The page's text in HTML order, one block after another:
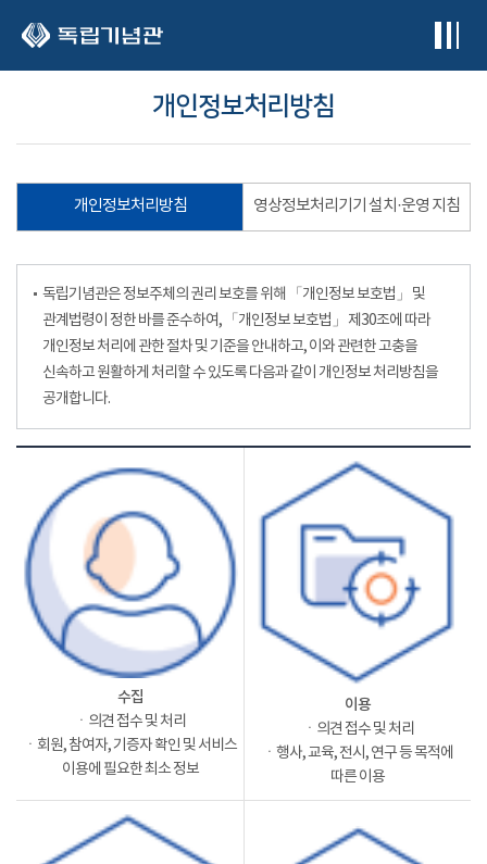
개인정보처리방침
개인정보처리방침 영상정보처리기기 설치·운영 지침
독립기념관은 정보주체의 권리 보호를 위해 「개인정보 보호법」 및
관계법령이 정한 바를 준수하여, 「개인정보 보호법」 제30조에 따라
개인정보 처리에 관한 절차 및 기준을 안내하고, 이와 관련한 고충을
신속하고 원활하게 처리할 수 있도록 다음과 같이 개인정보 처리방침을
공개합니다.
수집
ㆍ의견 접수 및 처리
ㆍ회원, 참여자, 기증자 확인 및 서비스
이용에 필요한 최소 정보
이용
ㆍ의견 접수 및 처리
ㆍ행사, 교육, 전시, 연구 등 목적에
따른 이용